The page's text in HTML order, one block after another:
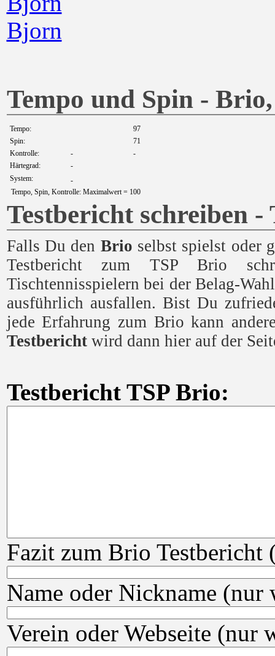
Bjorn
Tempo und Spin -
Tempo:
97
Spin:
71
Kontrolle:
-
-
Härtegrad:
-
System:
-
Tempo, Spin, Kontrolle: Maximalwert = 100
Testbericht schreiben -
Falls Du den Brio selbst spielst oder
Testbericht zum TSP Brio
Tischtennisspielern bei der Belag-
ausführlich ausfallen. Bist Du
jede Erfahrung zum Brio kann
Testberichtwird dann hier auf der
Testbericht TSP Brio:
Fazit zum Brio Testbericht
Name oder Nickname
Verein oder Webseite (nur